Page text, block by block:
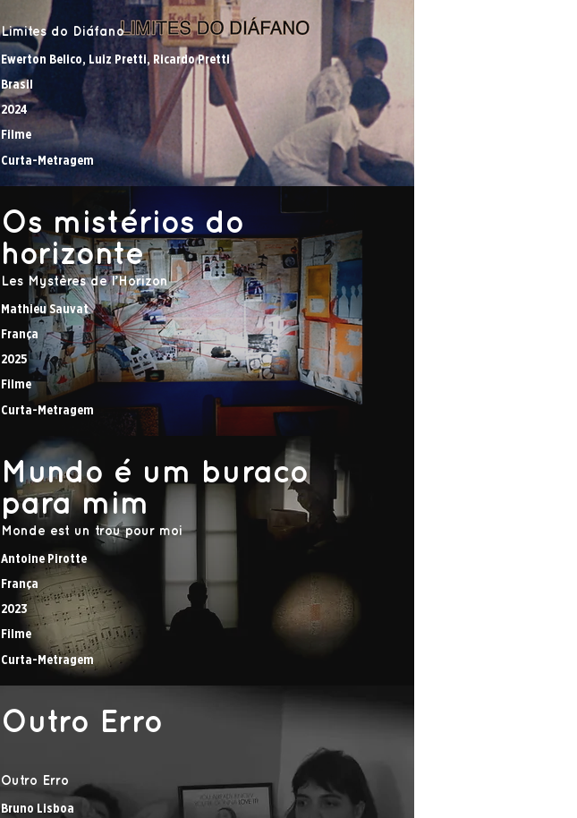
Curta-Metragem
Limites do Diáfano
Ewerton Belico, Luiz Pretti, Ricardo Pretti
Brasil
2024
Filme
Os mistérios do
horizonte
Curta-Metragem
Les Mystères de l’Horizon
Mathieu Sauvat
França
2025
Filme
Mundo é um buraco
para mim
Curta-Metragem
Monde est un trou pour moi
Antoine Pirotte
França
2023
Filme
Outro Erro
Outro Erro
Bruno Lisboa